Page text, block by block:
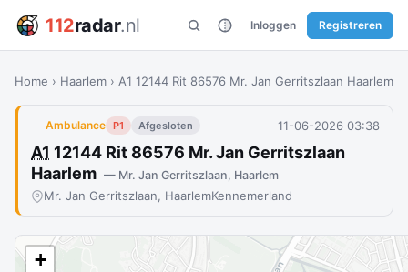
112radar.nl Inloggen Registreren
Home › Haarlem › A1 12144 Rit 86576 Mr. Jan Gerritszlaan Haarlem
Ambulance P1 Afgesloten 11-06-2026 03:38
A1 12144 Rit 86576 Mr. Jan Gerritszlaan
Haarlem — Mr. Jan Gerritszlaan, Haarlem
Mr. Jan Gerritszlaan, HaarlemKennemerland
+